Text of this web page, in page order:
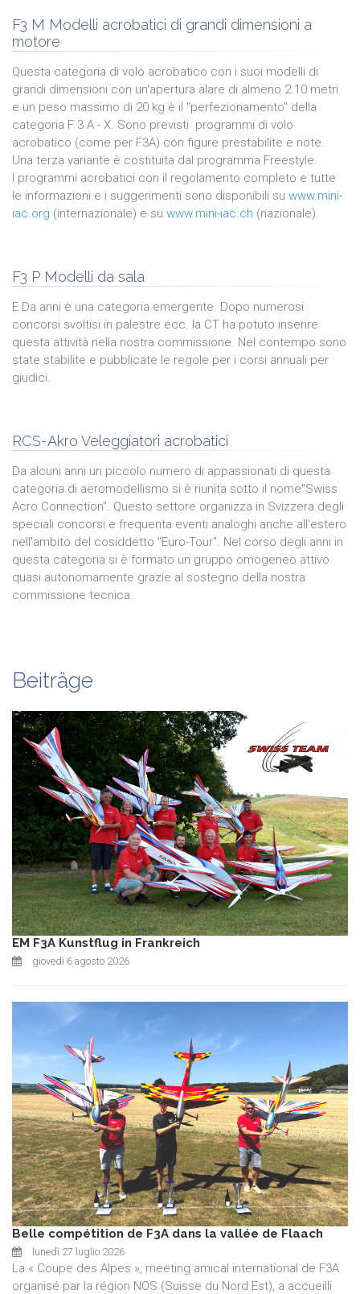
F3 M Modelli acrobatici di grandi dimensioni a
motore
Questa categoria di volo acrobatico con i suoi modelli di
grandi dimensioni con un'apertura alare di almeno 2.10 metri
e un peso massimo di 20 kg è il "perfezionamento" della
categoria F 3 A - X. Sono previsti programmi di volo
acrobatico (come per F3A) con figure prestabilite e note.
Una terza variante è costituita dal programma Freestyle.
I programmi acrobatici con il regolamento completo e tutte
le informazioni e i suggerimenti sono disponibili su www.mini-
iac.org (internazionale) e su www.mini-iac.ch (nazionale).
F3 P Modelli da sala
E Da anni è una categoria emergente. Dopo numerosi
concorsi svoltisi in palestre ecc. la CT ha potuto inserire
questa attività nella nostra commissione. Nel contempo sono
state stabilite e pubblicate le regole per i corsi annuali per
giudici.
RCS-Akro Veleggiatori acrobatici
Da alcuni anni un piccolo numero di appassionati di questa
categoria di aeromodellismo si è riunita sotto il nome"Swiss
Acro Connection". Questo settore organizza in Svizzera degli
speciali concorsi e frequenta eventi analoghi anche all'estero
nell'ambito del cosiddetto "Euro-Tour". Nel corso degli anni in
questa categoria si è formato un gruppo omogeneo attivo
quasi autonomamente grazie al sostegno della nostra
commissione tecnica.
Beiträge
EM F3A Kunstflug in Frankreich
giovedì 6 agosto 2026
Belle compétition de F3A dans la vallée de Flaach
lunedì 27 luglio 2026
La « Coupe des Alpes », meeting amical international de F3A
organisé par la région NOS (Suisse du Nord Est), a accueilli